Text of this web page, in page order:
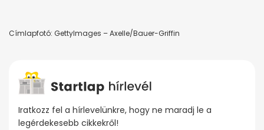
Címlapfotó: GettyImages – Axelle/Bauer-Griffin
Iratkozz fel a hírlevelünkre, hogy ne maradj le a
legérdekesebb cikkekről!